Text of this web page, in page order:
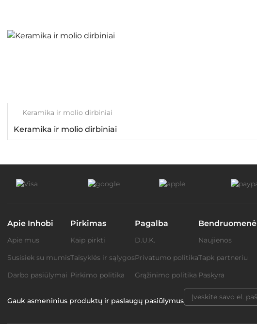
Keramika ir molio dirbiniai
Keramika ir molio dirbiniai
Apie Inhobi
Apie mus
Susisiek su mumis
Darbo pasiūlymai
Pirkimas
Kaip pirkti
Taisyklės ir sąlygos
Pirkimo politika
Pagalba
D.U.K.
Privatumo politika
Grąžinimo politika
Bendruomenė
Naujienos
Tapk partneriu
Paskyra
Gauk asmeninius produktų ir paslaugų pasiūlymus